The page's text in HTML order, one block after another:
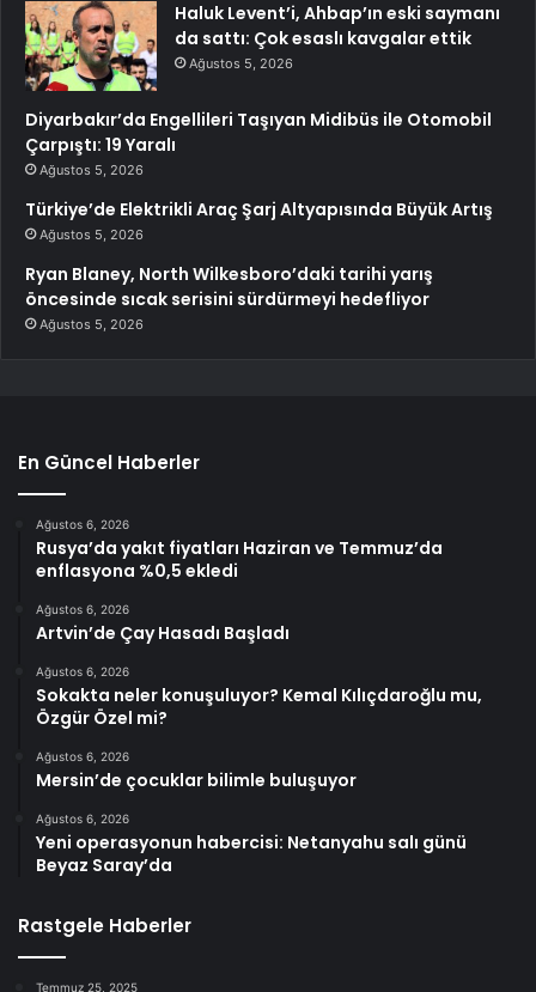
Haluk Levent’i, Ahbap’ın eski saymanı
da sattı: Çok esaslı kavgalar ettik
Ağustos 5, 2026
Diyarbakır’da Engellileri Taşıyan Midibüs ile Otomobil
Çarpıştı: 19 Yaralı
Ağustos 5, 2026
Türkiye’de Elektrikli Araç Şarj Altyapısında Büyük Artış
Ağustos 5, 2026
Ryan Blaney, North Wilkesboro’daki tarihi yarış
öncesinde sıcak serisini sürdürmeyi hedefliyor
Ağustos 5, 2026
En Güncel Haberler
Ağustos 6, 2026
Rusya’da yakıt fiyatları Haziran ve Temmuz’da
enflasyona %0,5 ekledi
Ağustos 6, 2026
Artvin’de Çay Hasadı Başladı
Ağustos 6, 2026
Sokakta neler konuşuluyor? Kemal Kılıçdaroğlu mu,
Özgür Özel mi?
Ağustos 6, 2026
Mersin’de çocuklar bilimle buluşuyor
Ağustos 6, 2026
Yeni operasyonun habercisi: Netanyahu salı günü
Beyaz Saray’da
Rastgele Haberler
Temmuz 25, 2025